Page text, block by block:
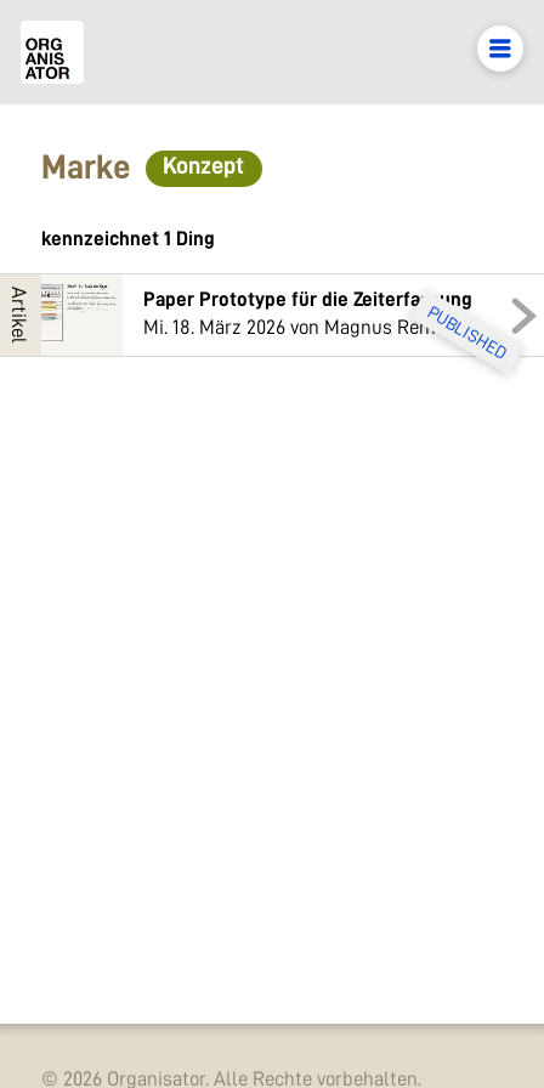
Marke Konzept
kennzeichnet 1 Ding
PUBLISHED
Artikel
Paper Prototype für die Zeiterfassung
Mi. 18. März 2026 von Magnus Rembold
© 2026 Organisator. Alle Rechte vorbehalten.